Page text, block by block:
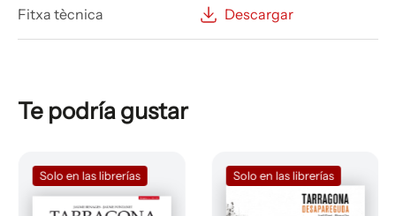
Fitxa tècnica Descargar
Te podría gustar
Solo en las librerías Solo en las librerías